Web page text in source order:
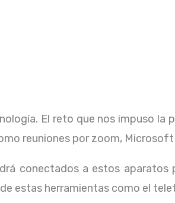
El reto que nos impuso la
reuniones por zoom,
conectados a estos
estas herramientas como el